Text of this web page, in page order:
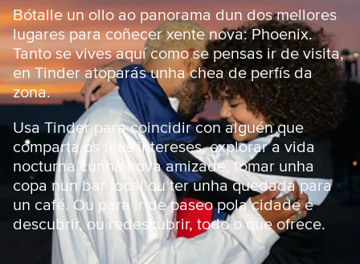
e
Bótalle un ollo ao panorama dun dos mellores
lugares para coñecer xente nova: Phoenix.
Tanto se vives aquí como se pensas ir de visita,
en Tinder atoparás unha chea de perfís da
zona.
Usa Tinder para coincidir con alguén que
comparta os teus intereses, explorar a vida
nocturna cunha nova amizade, tomar unha
copa nun bar local ou ter unha quedada para
un café. Ou para ir de paseo pola cidade e
descubrir, ou redescubrir, todo o que ofrece.